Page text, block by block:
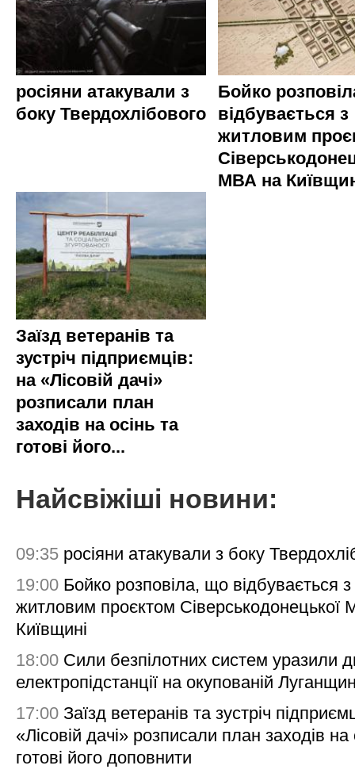
росіяни атакували з
боку Твердохлібового
Бойко
відбувається з
житловим
МВА на
Заїзд ветеранів та
зустріч підприємців:
на «Лісовій дачі»
розписали план
заходів на осінь та
готові його...
Найсвіжіші новини:
09:35 росіяни атакували з боку
19:00 Бойко розповіла, що відбувається з
житловим проєктом Сіверськодонецької
Київщині
18:00 Сили безпілотних систем уразили
електропідстанції на окупованій
17:00 Заїзд ветеранів та зустріч
«Лісовій дачі» розписали план заходів на
готові його доповнити